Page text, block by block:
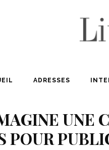
ADRESSES
UNE
POUR